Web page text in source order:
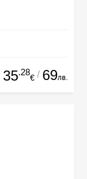
35.28
€ / 69лв.